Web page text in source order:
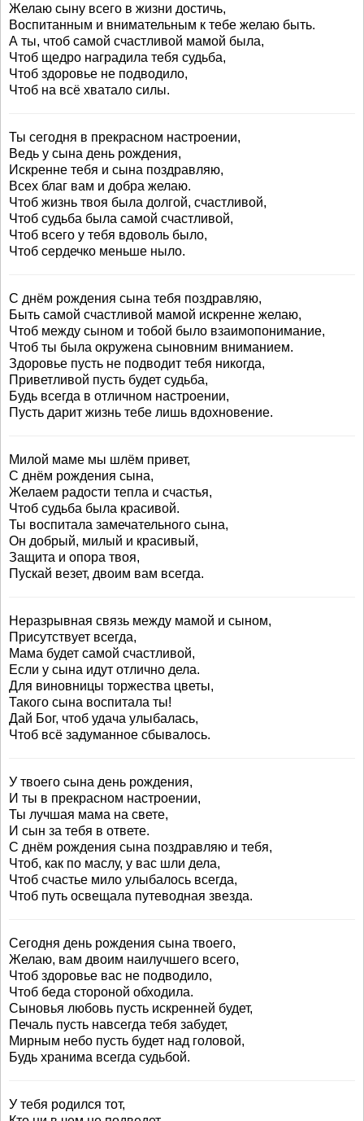
Желаю сыну всего в жизни достичь,
Воспитанным и внимательным к тебе желаю быть.
А ты, чтоб самой счастливой мамой была,
Чтоб щедро наградила тебя судьба,
Чтоб здоровье не подводило,
Чтоб на всё хватало силы.
Ты сегодня в прекрасном настроении,
Ведь у сына день рождения,
Искренне тебя и сына поздравляю,
Всех благ вам и добра желаю.
Чтоб жизнь твоя была долгой, счастливой,
Чтоб судьба была самой счастливой,
Чтоб всего у тебя вдоволь было,
Чтоб сердечко меньше ныло.
С днём рождения сына тебя поздравляю,
Быть самой счастливой мамой искренне желаю,
Чтоб между сыном и тобой было взаимопонимание,
Чтоб ты была окружена сыновним вниманием.
Здоровье пусть не подводит тебя никогда,
Приветливой пусть будет судьба,
Будь всегда в отличном настроении,
Пусть дарит жизнь тебе лишь вдохновение.
Милой маме мы шлём привет,
С днём рождения сына,
Желаем радости тепла и счастья,
Чтоб судьба была красивой.
Ты воспитала замечательного сына,
Он добрый, милый и красивый,
Защита и опора твоя,
Пускай везет, двоим вам всегда.
Неразрывная связь между мамой и сыном,
Присутствует всегда,
Мама будет самой счастливой,
Если у сына идут отлично дела.
Для виновницы торжества цветы,
Такого сына воспитала ты!
Дай Бог, чтоб удача улыбалась,
Чтоб всё задуманное сбывалось.
У твоего сына день рождения,
И ты в прекрасном настроении,
Ты лучшая мама на свете,
И сын за тебя в ответе.
С днём рождения сына поздравляю и тебя,
Чтоб, как по маслу, у вас шли дела,
Чтоб счастье мило улыбалось всегда,
Чтоб путь освещала путеводная звезда.
Сегодня день рождения сына твоего,
Желаю, вам двоим наилучшего всего,
Чтоб здоровье вас не подводило,
Чтоб беда стороной обходила.
Сыновья любовь пусть искренней будет,
Печаль пусть навсегда тебя забудет,
Мирным небо пусть будет над головой,
Будь хранима всегда судьбой.
У тебя родился тот,